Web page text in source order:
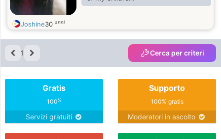
Joshine30 anni
1 Cerca per criteri
Gratis
100%
Servizi gratuiti
Supporto
100% gratis
Moderatori in ascolto